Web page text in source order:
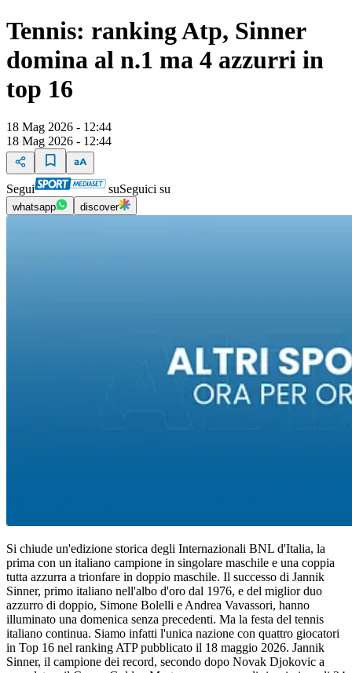
Tennis: ranking Atp, Sinner
domina al n.1 ma 4 azzurri in
top 16
18 Mag 2026 - 12:44
18 Mag 2026 - 12:44
Segui suSeguici su
whatsapp discover
Si chiude un'edizione storica degli Internazionali BNL d'Italia, la
prima con un italiano campione in singolare maschile e una coppia
tutta azzurra a trionfare in doppio maschile. Il successo di Jannik
Sinner, primo italiano nell'albo d'oro dal 1976, e del miglior duo
azzurro di doppio, Simone Bolelli e Andrea Vavassori, hanno
illuminato una domenica senza precedenti. Ma la festa del tennis
italiano continua. Siamo infatti l'unica nazione con quattro giocatori
in Top 16 nel ranking ATP pubblicato il 18 maggio 2026. Jannik
Sinner, il campione dei record, secondo dopo Novak Djokovic a